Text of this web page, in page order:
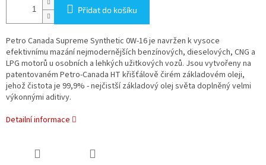
Přidat do košíku
Petro Canada Supreme Synthetic 0W-16je navržen k vysoce
efektivnímu mazání nejmodernějších benzínových, dieselových, CNG a
LPG motorů u osobních a lehkých užitkových vozů. Jsou vytvořeny na
patentovaném Petro-Canada HT křišťálově čirém základovém oleji,
jehož čistota je 99,9% - nejčistší základový olej světa doplněný velmi
výkonnými aditivy.
Detailní informace